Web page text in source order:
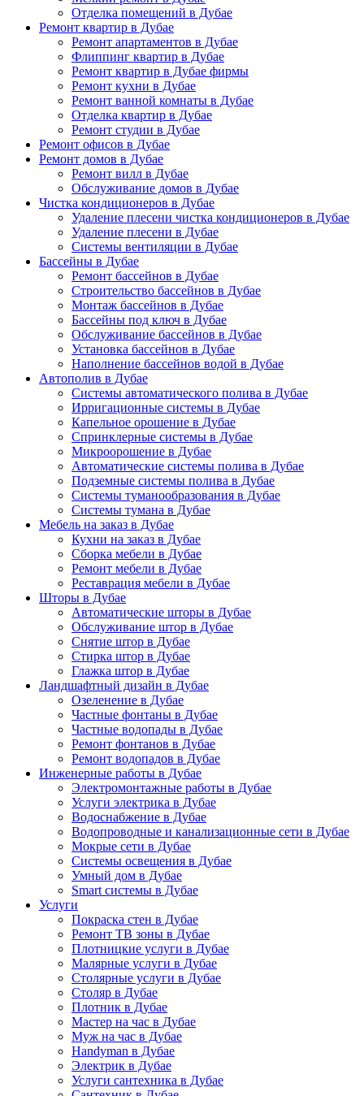
Отделка помещений в Дубае
Ремонт квартир в Дубае
Ремонт апартаментов в Дубае
Флиппинг квартир в Дубае
Ремонт квартир в Дубае фирмы
Ремонт кухни в Дубае
Ремонт ванной комнаты в Дубае
Отделка квартир в Дубае
Ремонт студии в Дубае
Ремонт офисов в Дубае
Ремонт домов в Дубае
Ремонт вилл в Дубае
Обслуживание домов в Дубае
Чистка кондиционеров в Дубае
Удаление плесени чистка кондиционеров в Дубае
Удаление плесени в Дубае
Системы вентиляции в Дубае
Бассейны в Дубае
Ремонт бассейнов в Дубае
Строительство бассейнов в Дубае
Монтаж бассейнов в Дубае
Бассейны под ключ в Дубае
Обслуживание бассейнов в Дубае
Установка бассейнов в Дубае
Наполнение бассейнов водой в Дубае
Автополив в Дубае
Системы автоматического полива в Дубае
Ирригационные системы в Дубае
Капельное орошение в Дубае
Спринклерные системы в Дубае
Микроорошение в Дубае
Автоматические системы полива в Дубае
Подземные системы полива в Дубае
Системы туманообразования в Дубае
Системы тумана в Дубае
Мебель на заказ в Дубае
Кухни на заказ в Дубае
Сборка мебели в Дубае
Ремонт мебели в Дубае
Реставрация мебели в Дубае
Шторы в Дубае
Автоматические шторы в Дубае
Обслуживание штор в Дубае
Снятие штор в Дубае
Стирка штор в Дубае
Глажка штор в Дубае
Ландшафтный дизайн в Дубае
Озеленение в Дубае
Частные фонтаны в Дубае
Частные водопады в Дубае
Ремонт фонтанов в Дубае
Ремонт водопадов в Дубае
Инженерные работы в Дубае
Электромонтажные работы в Дубае
Услуги электрика в Дубае
Водоснабжение в Дубае
Водопроводные и канализационные сети в Дубае
Мокрые сети в Дубае
Системы освещения в Дубае
Умный дом в Дубае
Smart системы в Дубае
Услуги
Покраска стен в Дубае
Ремонт ТВ зоны в Дубае
Плотницкие услуги в Дубае
Малярные услуги в Дубае
Столярные услуги в Дубае
Столяр в Дубае
Плотник в Дубае
Мастер на час в Дубае
Муж на час в Дубае
Handyman в Дубае
Электрик в Дубае
Услуги сантехника в Дубае